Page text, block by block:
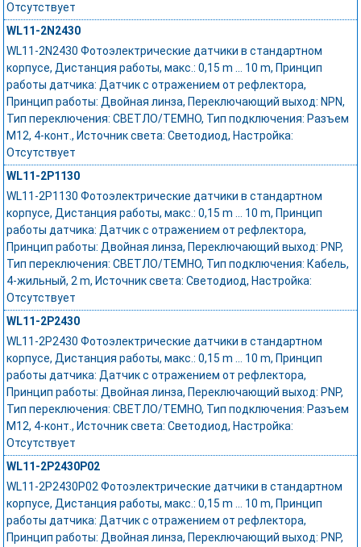
Отсутствует
WL11-2N2430
WL11-2N2430 Фотоэлектрические датчики в стандартном
корпусе, Дистанция работы, макс.: 0,15 m ... 10 m, Принцип
работы датчика: Датчик с отражением от рефлектора,
Принцип работы: Двойная линза, Переключающий выход: NPN,
Тип переключения: СВЕТЛО/ТЕМНО, Тип подключения: Разъем
M12, 4-конт., Источник света: Светодиод, Настройка:
Отсутствует
WL11-2P1130
WL11-2P1130 Фотоэлектрические датчики в стандартном
корпусе, Дистанция работы, макс.: 0,15 m ... 10 m, Принцип
работы датчика: Датчик с отражением от рефлектора,
Принцип работы: Двойная линза, Переключающий выход: PNP,
Тип переключения: СВЕТЛО/ТЕМНО, Тип подключения: Кабель,
4-жильный, 2 m, Источник света: Светодиод, Настройка:
Отсутствует
WL11-2P2430
WL11-2P2430 Фотоэлектрические датчики в стандартном
корпусе, Дистанция работы, макс.: 0,15 m ... 10 m, Принцип
работы датчика: Датчик с отражением от рефлектора,
Принцип работы: Двойная линза, Переключающий выход: PNP,
Тип переключения: СВЕТЛО/ТЕМНО, Тип подключения: Разъем
M12, 4-конт., Источник света: Светодиод, Настройка:
Отсутствует
WL11-2P2430P02
WL11-2P2430P02 Фотоэлектрические датчики в стандартном
корпусе, Дистанция работы, макс.: 0,15 m ... 10 m, Принцип
работы датчика: Датчик с отражением от рефлектора,
Принцип работы: Двойная линза, Переключающий выход: PNP,